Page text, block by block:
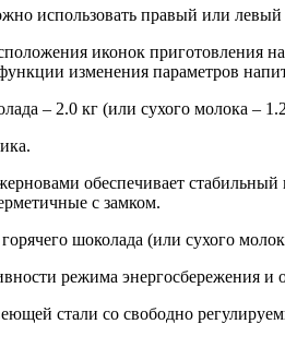
использовать правый или левый
иконок
изменения параметров
– 2.0 кг (или сухого молока –
обеспечивает
с замком.
шоколада (или сухого
режима энергосбережения
стали со свободно